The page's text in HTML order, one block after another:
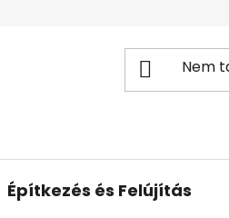
Építkezés és Felújítás